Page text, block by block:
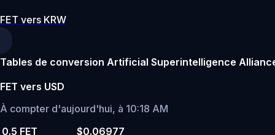
FET vers KRW
Tables de conversion Artificial Superintelligence
FET vers USD
À compter d'aujourd'hui, à 10:18 AM
0.5 FET
$0.06977